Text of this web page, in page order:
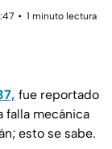
1 minuto lectura
fue reportado
falla mecánica
esto se sabe.